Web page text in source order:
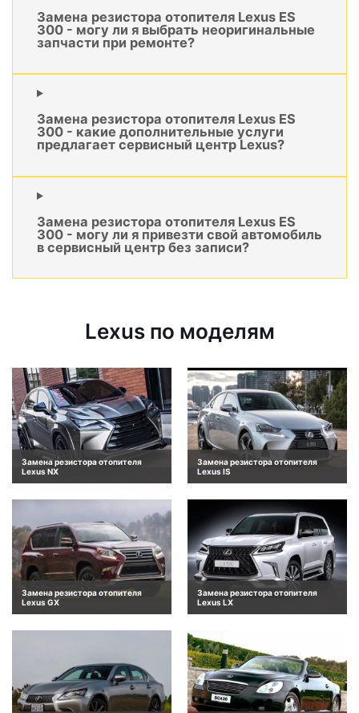
Замена резистора отопителя Lexus ES
300 - могу ли я выбрать неоригинальные
запчасти при ремонте?
Замена резистора отопителя Lexus ES
300 - какие дополнительные услуги
предлагает сервисный центр Lexus?
Замена резистора отопителя Lexus ES
300 - могу ли я привезти свой автомобиль
в сервисный центр без записи?
Lexus по моделям
Замена резистора отопителя
Lexus NX
Замена резистора отопителя
Lexus IS
Замена резистора отопителя
Lexus GX
Замена резистора отопителя
Lexus LX